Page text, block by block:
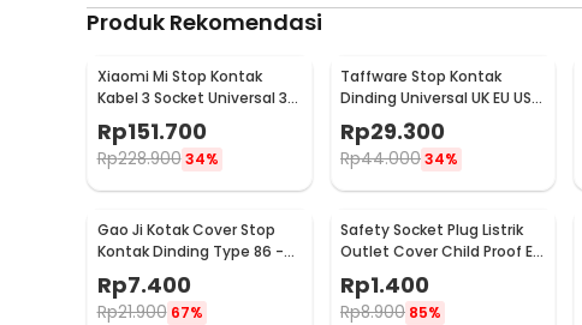
Produk Rekomendasi
Xiaomi Mi Stop Kontak
Kabel 3 Socket Universal 3
USB A 1.8M 250V 2500W -
XMCXB01QMN (ORIGINAL)
Rp151.700
Rp228.900 34%
Taffware Stop Kontak
Dinding Universal UK EU US
dan 2 USB Port - ATH1
Rp29.300
Rp44.00034%
Gao Ji Kotak Cover Stop
Kontak Dinding Type 86 -
Rp7.400
Rp21.900 67%
Safety Socket Plug Listrik
Outlet Cover Child Proof EU
1 PCS
Rp1.400
Rp8.900 85%